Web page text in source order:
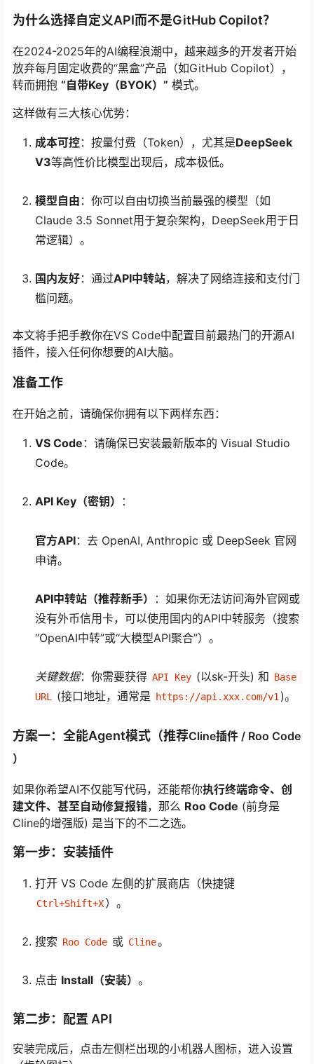
为什么选择自定义API而不是GitHub Copilot？
在2024-2025年的AI编程浪潮中，越来越多的开发者开始
放弃每月固定收费的“黑盒”产品（如GitHub Copilot），
转而拥抱 “自带Key（BYOK）” 模式。
这样做有三大核心优势：
成本可控：按量付费（Token），尤其是DeepSeek
V3等高性价比模型出现后，成本极低。
模型自由 ：你可以自由切换当前最强的模型（如
Claude 3.5 Sonnet用于复杂架构，DeepSeek用于日
常逻辑）。
国内友好：通过API中转站，解决了网络连接和支付门
槛问题。
本文将手把手教你在VS Code中配置目前最热门的开源AI
插件，接入任何你想要的AI大脑。
准备工作
在开始之前，请确保你拥有以下两样东西：
VS Code ：请确保已安装最新版本的 Visual Studio
Code。
API Key（密钥） ：
官方API：去 OpenAI, Anthropic 或 DeepSeek 官网
申请。
API中转站（推荐新手）
：如果你无法访问海外官网或
没有外币信用卡，可以使用国内的API中转服务（搜索
“OpenAI中转”或“大模型API聚合”）。
关键数据：你需要获得 API Key (以sk-开头) 和 Base
URL
(接口地址，通常是 https://api.xxx.com/v1 )。
方案一：全能Agent模式（推荐Cline插件 / Roo Code
）
如果你希望AI不仅能写代码，还能帮你执行终端命令、创
建文件、甚至自动修复报错，那么 Roo Code (前身是
Cline的增强版) 是当下的不二之选。
第一步：安装插件
打开 VS Code 左侧的扩展商店（快捷键
Ctrl+Shift+X）。
搜索 Roo Code 或 Cline。
点击 Install（安装） 。
第二步：配置 API
安装完成后，点击左侧栏出现的小机器人图标，进入设置